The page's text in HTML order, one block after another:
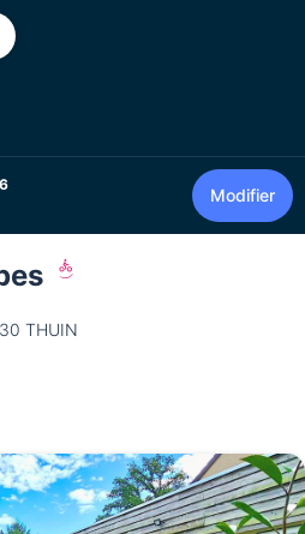
Modifier
THUIN